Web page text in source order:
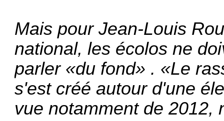
Mais pour Jean-Louis
national, les écolos ne
parler «du fond» . «Le
s'est créé autour d'une
vue notamment de 2012,